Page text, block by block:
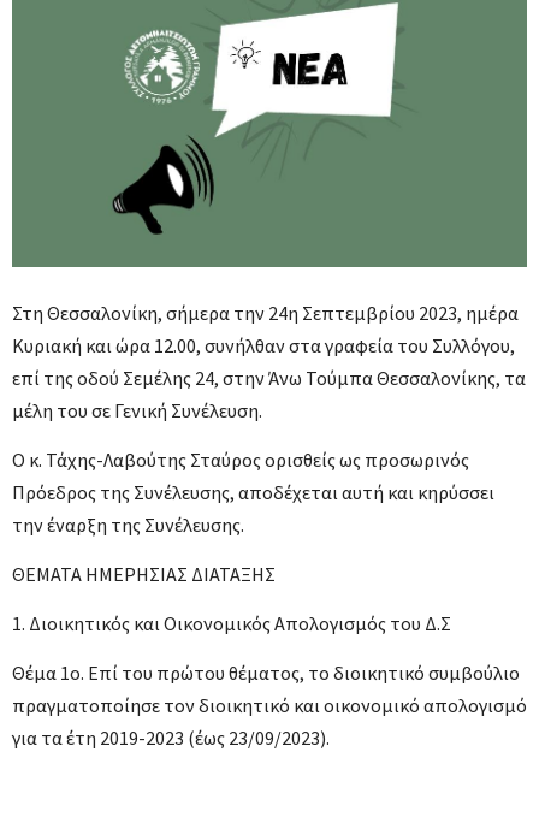
Στη Θεσσαλονίκη, σήμερα την 24η Σεπτεμβρίου 2023, ημέρα
Κυριακή και ώρα 12.00, συνήλθαν στα γραφεία του Συλλόγου,
επί της οδού Σεμέλης 24, στην Άνω Τούμπα Θεσσαλονίκης, τα
μέλη του σε Γενική Συνέλευση.
Ο κ. Τάχης-Λαβούτης Σταύρος ορισθείς ως προσωρινός
Πρόεδρος της Συνέλευσης, αποδέχεται αυτή και κηρύσσει
την έναρξη της Συνέλευσης.
ΘΕΜΑΤΑ ΗΜΕΡΗΣΙΑΣ ΔΙΑΤΑΞΗΣ
1. Διοικητικός και Οικονομικός Απολογισμός του Δ.Σ
Θέμα 1ο. Επί του πρώτου θέματος, το διοικητικό συμβούλιο
πραγματοποίησε τον διοικητικό και οικονομικό απολογισμό
για τα έτη 2019-2023 (έως 23/09/2023).